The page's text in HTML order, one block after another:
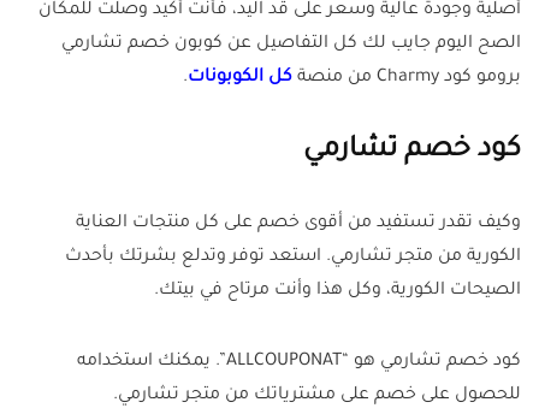
أصلية وجودة عالية وسعر على قد اليد، فأنت أكيد وصلت للمكان
الصح اليوم جايب لك كل التفاصيل عن كوبون خصم تشارمي
برومو كود Charmy من منصة
كل الكوبونات.
كود خصم تشارمي
وكيف تقدر تستفيد من أقوى خصم على كل منتجات العناية
الكورية من متجر تشارمي. استعد توفر وتدلع بشرتك بأحدث
الصيحات الكورية، وكل هذا وأنت مرتاح في بيتك.
كود خصم تشارمي هو “ALLCOUPONAT”. يمكنك استخدامه
للحصول على خصم على مشترياتك من متجر تشارمي.